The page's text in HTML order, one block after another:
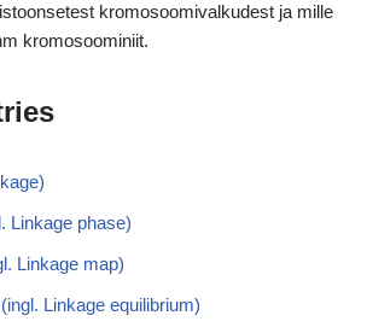
kromosoomivalkudest ja mille
kromosoominiit.
Linkage phase)
Linkage map)
Linkage equilibrium)